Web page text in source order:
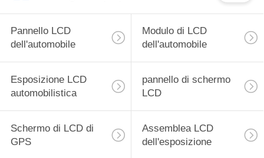
Pannello LCD
dell'automobile
Modulo di LCD
dell'automobile
Esposizione LCD
automobilistica
pannello di schermo
LCD
Schermo di LCD di
GPS
Assemblea LCD
dell'esposizione